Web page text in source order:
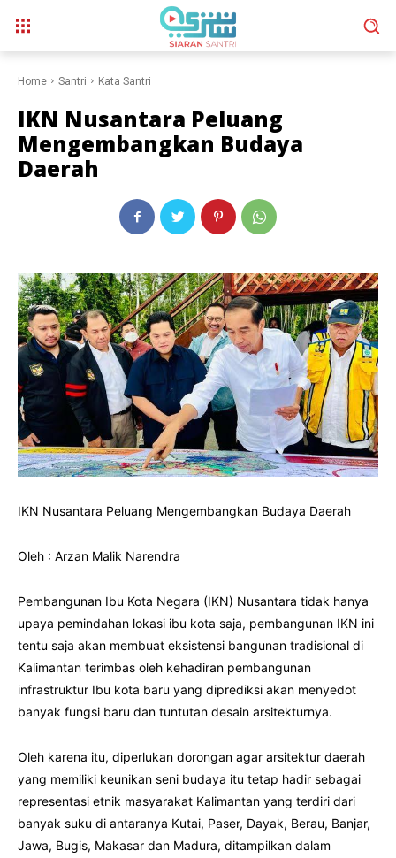
Home Santri Kata Santri
IKN Nusantara Peluang
Mengembangkan Budaya
Daerah
IKN Nusantara Peluang Mengembangkan Budaya Daerah
Oleh : Arzan Malik Narendra
Pembangunan Ibu Kota Negara (IKN) Nusantara tidak hanya
upaya pemindahan lokasi ibu kota saja, pembangunan IKN ini
tentu saja akan membuat eksistensi bangunan tradisional di
Kalimantan terimbas oleh kehadiran pembangunan
infrastruktur Ibu kota baru yang diprediksi akan menyedot
banyak fungsi baru dan tuntutan desain arsitekturnya.
Oleh karena itu, diperlukan dorongan agar arsitektur daerah
yang memiliki keunikan seni budaya itu tetap hadir sebagai
representasi etnik masyarakat Kalimantan yang terdiri dari
banyak suku di antaranya Kutai, Paser, Dayak, Berau, Banjar,
Jawa, Bugis, Makasar dan Madura, ditampilkan dalam